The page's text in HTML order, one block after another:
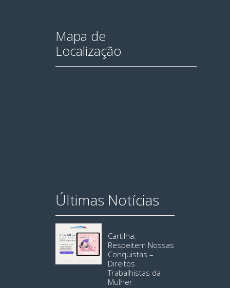
Mapa de
Localização
Últimas Notícias
Cartilha:
Respeitem Nossas
Conquistas –
Direitos
Trabalhistas da
Mulher